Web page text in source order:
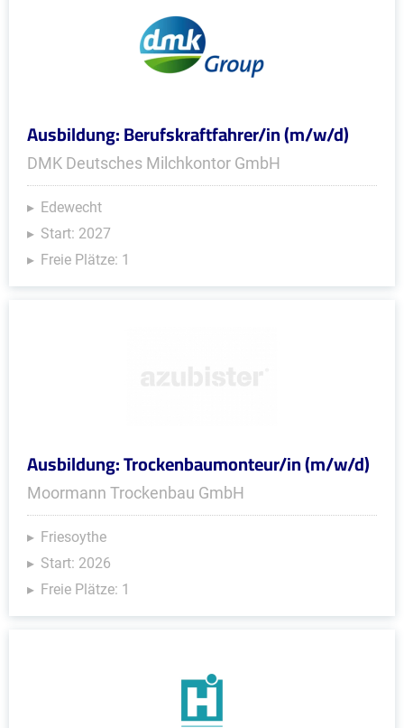
Ausbildung: Berufskraftfahrer/in (m/w/d)
DMK Deutsches Milchkontor GmbH
Edewecht
Start: 2027
Freie Plätze: 1
Ausbildung: Trockenbaumonteur/in (m/w/d)
Moormann Trockenbau GmbH
Friesoythe
Start: 2026
Freie Plätze: 1